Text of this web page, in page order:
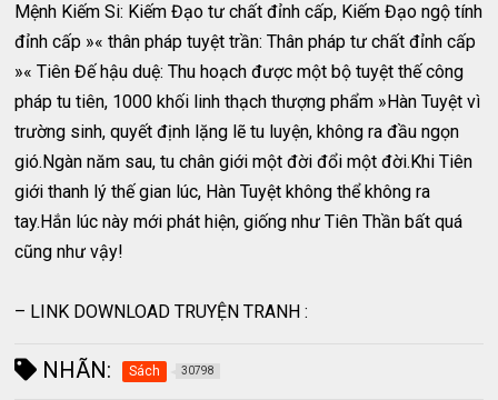
Mệnh Kiếm Si: Kiếm Đạo tư chất đỉnh cấp, Kiếm Đạo ngộ tính
đỉnh cấp »« thân pháp tuyệt trần: Thân pháp tư chất đỉnh cấp
»« Tiên Đế hậu duệ: Thu hoạch được một bộ tuyệt thế công
pháp tu tiên, 1000 khối linh thạch thượng phẩm »Hàn Tuyệt vì
trường sinh, quyết định lặng lẽ tu luyện, không ra đầu ngọn
gió.Ngàn năm sau, tu chân giới một đời đổi một đời.Khi Tiên
giới thanh lý thế gian lúc, Hàn Tuyệt không thể không ra
tay.Hắn lúc này mới phát hiện, giống như Tiên Thần bất quá
cũng như vậy!
– LINK DOWNLOAD TRUYỆN TRANH :
NHÃN: Sách 30798